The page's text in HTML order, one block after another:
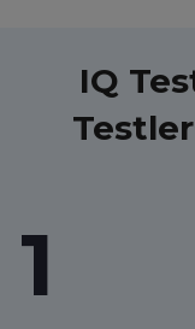
IQ
1